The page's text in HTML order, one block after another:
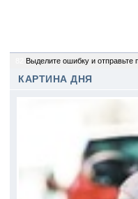
Выделите ошибку и отправьте
КАРТИНА ДНЯ